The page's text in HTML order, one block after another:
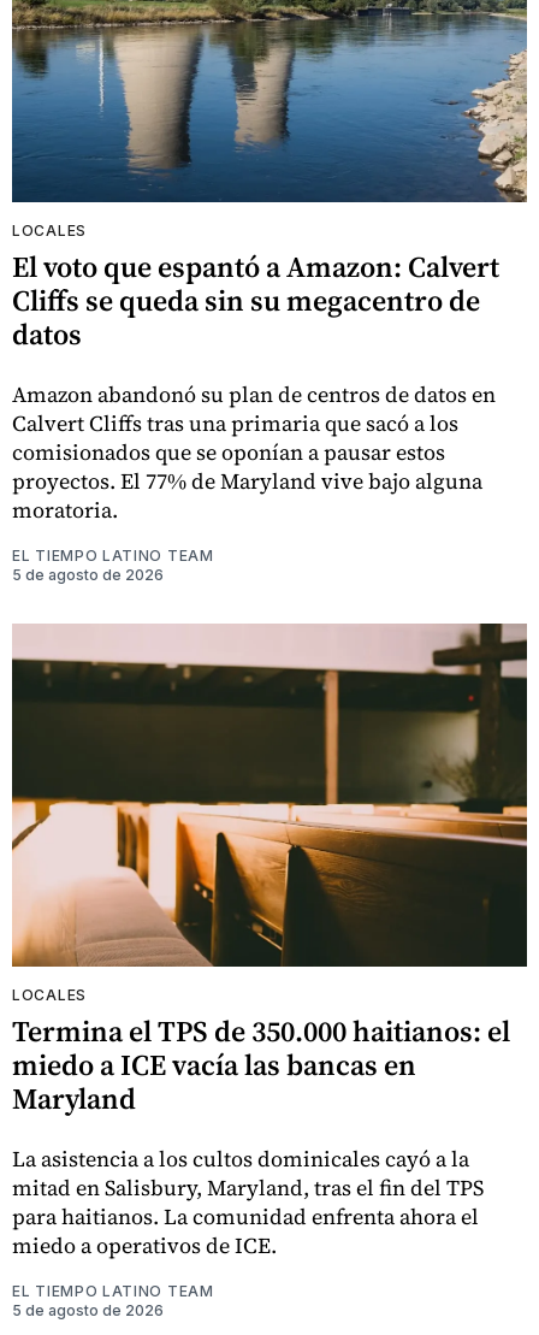
LOCALES
El voto que espantó a Amazon: Calvert
Cliffs se queda sin su megacentro de
datos
Amazon abandonó su plan de centros de datos en
Calvert Cliffs tras una primaria que sacó a los
comisionados que se oponían a pausar estos
proyectos. El 77% de Maryland vive bajo alguna
moratoria.
EL TIEMPO LATINO TEAM
5 de agosto de 2026
LOCALES
Termina el TPS de 350.000 haitianos: el
miedo a ICE vacía las bancas en
Maryland
La asistencia a los cultos dominicales cayó a la
mitad en Salisbury, Maryland, tras el fin del TPS
para haitianos. La comunidad enfrenta ahora el
miedo a operativos de ICE.
EL TIEMPO LATINO TEAM
5 de agosto de 2026